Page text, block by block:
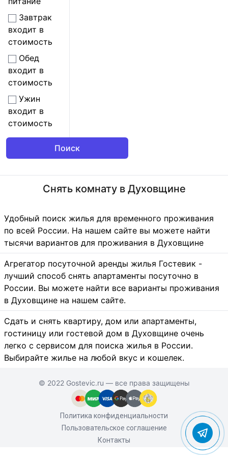
Завтрак
входит в
стоимость
Обед
входит в
стоимость
Ужин
входит в
стоимость
Снять комнату в Духовщине
Удобный поиск жилья для временного проживания
по всей России. На нашем сайте вы можете найти
тысячи вариантов для проживания в Духовщине
Агрегатор посуточной аренды жилья Гостевик -
лучший способ снять апартаменты посуточно в
России. Вы можете найти все варианты проживания
в Духовщине на нашем сайте.
Сдать и снять квартиру, дом или апартаменты,
гостиницу или гостевой дом в Духовщине очень
легко с сервисом для поиска жилья в России.
Выбирайте жилье на любой вкус и кошелек.
© 2022 Gostevic.ru — все права защищены
Политика конфиденциальности
Пользовательское соглашение
Контакты